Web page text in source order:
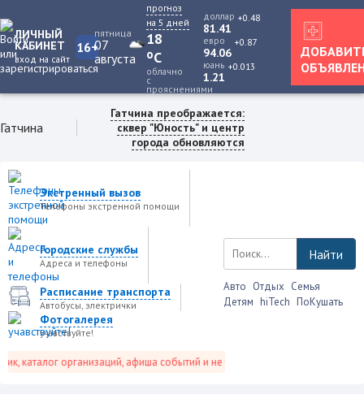
ЛИЧНЫЙ
КАБИНЕТ
вход на сайт
16+
пятница
07
августа
прогноз
на 5 дней
18
oC
облачно
с
прояснениями
доллар
81.41
+0.48
евро
94.06
+0.87
юань
1.21
+0.013
Гатчина
Гатчина преображается:
сквер "Юность" и центр
города обновляются
Экстренный вызов
Телефоны экстренной помощи
Городские службы
Адреса и телефоны
Расписание транспорта
Автобусы, электрички
Фотогалерея
учавствуйте!
организаций, афиша событий и не только это.
Найти
Авто Отдых Семья
Детям hiTech ПоКушать